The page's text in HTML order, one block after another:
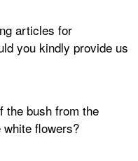
articles for
you kindly provide us
the bush from the
flowers?